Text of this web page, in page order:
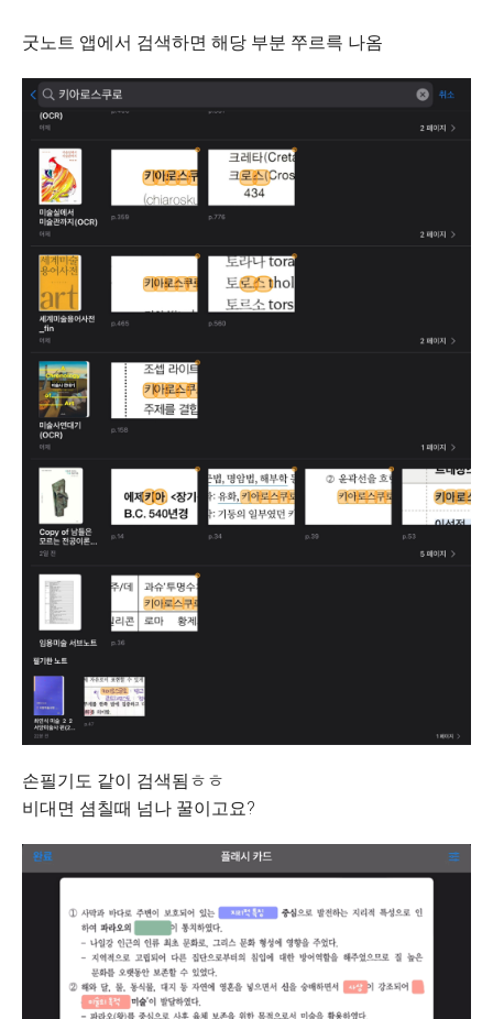
굿노트 앱에서 검색하면 해당 부분 쭈르륵 나옴
손필기도 같이 검색됨ㅎㅎ
비대면 셤칠때 넘나 꿀이고요?